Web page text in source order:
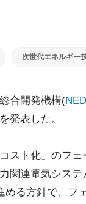
次世代エネルギー
合開発機構(
発表した。
スト化」のフ
関連電気システ
る方針で、フ